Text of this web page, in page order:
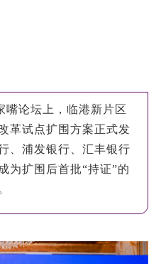
嘴论坛上，临港新片区
革试点扩围方案正式发
、浦发银行、汇丰银行
为扩围后首批“持证”的